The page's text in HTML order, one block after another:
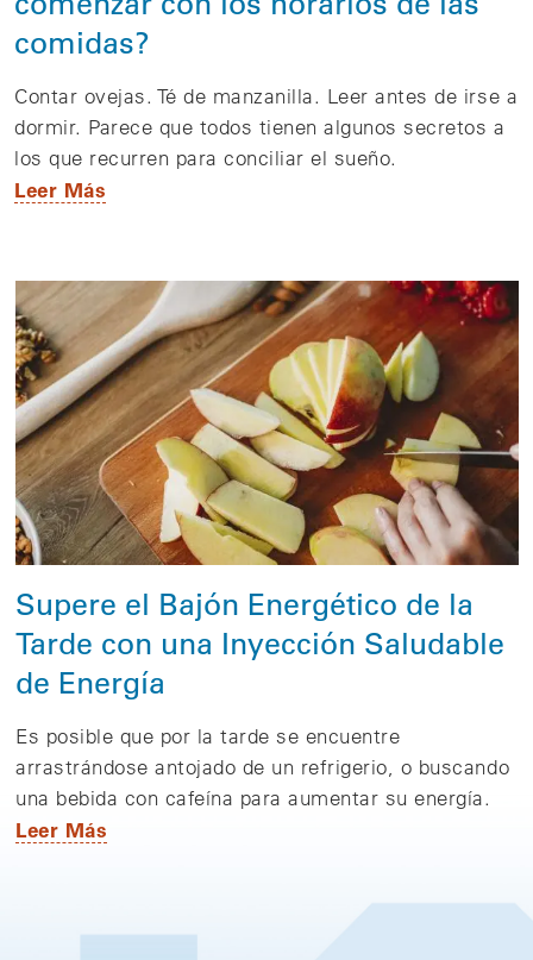
comidas?
Contar ovejas. Té de manzanilla. Leer antes de irse a
dormir. Parece que todos tienen algunos secretos a
los que recurren para conciliar el sueño.
Leer Más
Supere el Bajón Energético de la
Tarde con una Inyección Saludable
de Energía
Es posible que por la tarde se encuentre
arrastrándose antojado de un refrigerio, o buscando
una bebida con cafeína para aumentar su energía.
Leer Más